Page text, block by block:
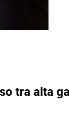
tra alta